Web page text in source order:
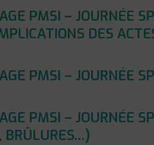
PMSI – JOURNÉE
DES
PMSI – JOURNÉE
PMSI – JOURNÉE
BRÛLURES…)